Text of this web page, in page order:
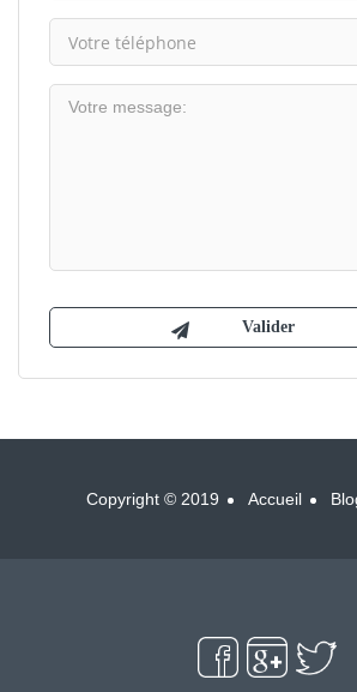
Copyright © 2019 Accueil